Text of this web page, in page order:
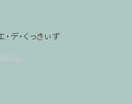
・くっきぃず